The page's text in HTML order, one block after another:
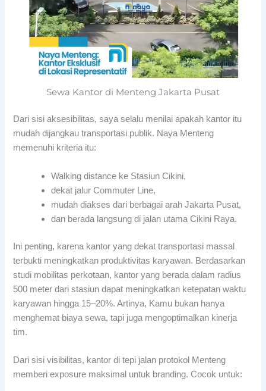
Sewa Kantor di Menteng Jakarta Pusat
Dari sisi aksesibilitas, saya selalu menilai apakah kantor itu
mudah dijangkau transportasi publik. Naya Menteng
memenuhi kriteria itu:
Walking distance ke Stasiun Cikini,
dekat jalur Commuter Line,
mudah diakses dari berbagai arah Jakarta Pusat,
dan berada langsung di jalan utama Cikini Raya.
Ini penting, karena kantor yang dekat transportasi massal
terbukti meningkatkan produktivitas karyawan. Berdasarkan
studi mobilitas perkotaan, kantor yang berada dalam radius
500 meter dari stasiun dapat meningkatkan ketepatan waktu
karyawan hingga 15–20%. Artinya, Kamu bukan hanya
menghemat biaya sewa, tapi juga mengoptimalkan kinerja
tim.
Dari sisi visibilitas, kantor di tepi jalan protokol Menteng
memberi exposure maksimal untuk branding. Cocok untuk: